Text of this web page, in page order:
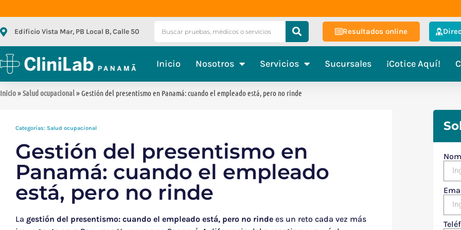
Edificio Vista Mar, PB Local B, Calle 50 Resultados online
Inicio Nosotros Servicios Sucursales ¡Cotice Aquí!
Inicio»Salud ocupacional» Gestión del presentismo en Panamá: cuando el empleado está, pero no rinde
Categorías: Salud ocupacional
Gestión del presentismo en
Panamá: cuando el empleado
está, pero no rinde
La gestión del presentismo: cuando el empleado está, pero no rinde es un reto cada vez más